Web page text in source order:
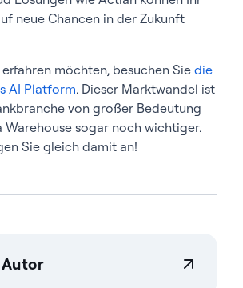
neue Chancen in der Zukunft
möchten, besuchen Sie die
AI Platform. Dieser Marktwandel ist
von großer Bedeutung
Warehouse sogar noch wichtiger.
Sie gleich damit an!